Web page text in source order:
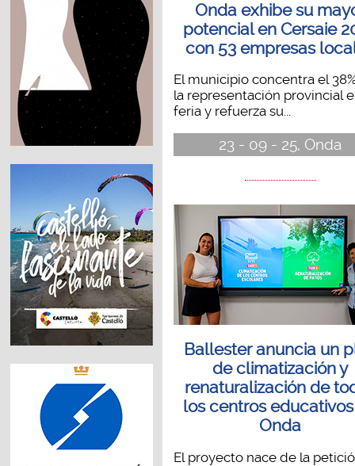
Onda exhibe su
potencial en Cersaie
con 53 empresas
El municipio concentra el
la representación provincial
feria y refuerza su...
23 - 09 - 25, Onda
Ballester anuncia un
de climatización y
renaturalización de
los centros
Onda
El proyecto nace de la